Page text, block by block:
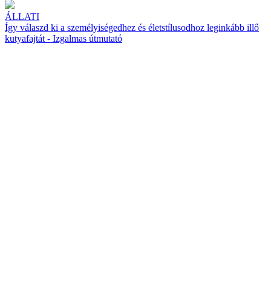
ÁLLATI
Így válaszd ki a személyiségedhez és életstílusodhoz leginkább illő
kutyafajtát - Izgalmas útmutató